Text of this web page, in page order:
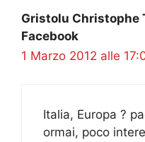
Gristolu Christophe
Facebook
1 Marzo 2012 alle
Italia, Europa ?
ormai, poco